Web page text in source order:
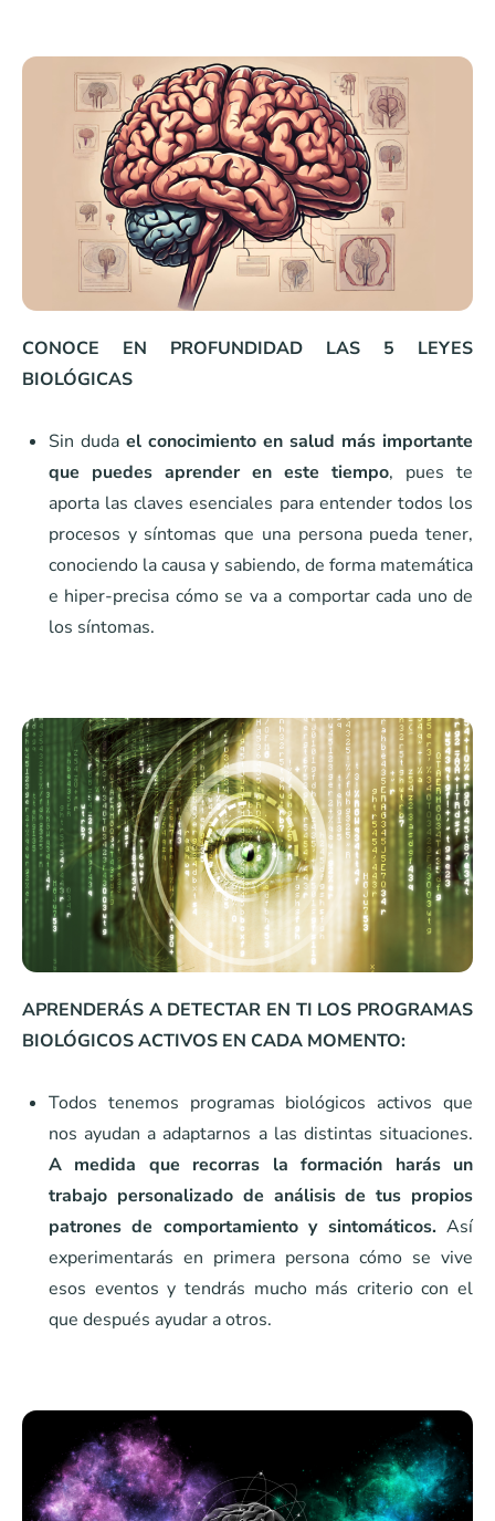
CONOCE EN PROFUNDIDAD LAS 5 LEYES
BIOLÓGICAS
Sin duda el conocimiento en salud más importante
que puedes aprender en este tiempo, pues te
aporta las claves esenciales para entender todos los
procesos y síntomas que una persona pueda tener,
conociendo la causa y sabiendo, de forma matemática
e hiper-precisa cómo se va a comportar cada uno de
los síntomas.
APRENDERÁS A DETECTAR EN TI LOS PROGRAMAS
BIOLÓGICOS ACTIVOS EN CADA MOMENTO:
Todos tenemos programas biológicos activos que
nos ayudan a adaptarnos a las distintas situaciones.
A medida que recorras la formación harás un
trabajo personalizado de análisis de tus propios
patrones de comportamiento y sintomáticos.Así
experimentarás en primera persona cómo se vive
esos eventos y tendrás mucho más criterio con el
que después ayudar a otros.